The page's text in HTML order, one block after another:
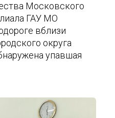
Московского
ГАУ МО
вблизи
округа
упавшая